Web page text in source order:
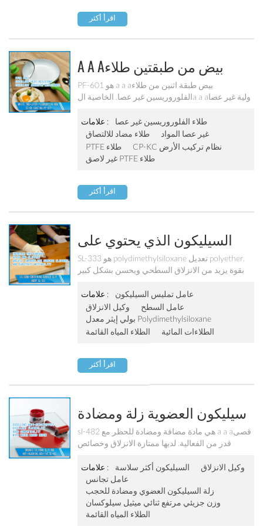
اقرأ أكثر
A A Aبيض من طبقتين طلاء
الفلوروريسين غير عصا Pf-601
PF-601 هو a a aبيض طبقة اثنين من طلاء
الفلوروريسين غير عصا. الخاصية الa a aولية غير عصا
والطلاء الخارجي لمقلاة القلي ، وعاء الa a aوراق
المالية ، صينية الخبز ، مقلاة كهربائية ، وعاء داخلي
علامات :
طلاء الفلوروريسين غير عصا
طلاء مضاد للالتصاق
غير عصا المواد
PTFE طلاء
CP-KC نظام تركيب الأرض
غير لاصق PTFE طلاء
اقرأ أكثر
السيليكون الذي يحتوي على
سطح الانزلاق وكيل Sl-333
SL-333 هو polydimethylsiloxane تعديل polyether.
بقوة يزيد من الانزلاق السطحي ويحسن بشكل كبير
aنظمة الطلاء. في النظم المائية ، فإنه يزيد a a aيضا
علامات :
عامل تمليس السيليكون
وكيل الانزلاق
عامل السطح
بولي إيثر معدل Polydimethylsiloxane
الطلاء المياه القائمة
الطلاءات المائية
اقرأ أكثر
سيليكون العضوية زلة ومضادة
للحظر المضاف Sl-482
sl-482 هي مادة مضافة ومضادة للحظر مع a a aقصى
قدر من الفعالية. لديها ممتازة الانزلاق وخصائص
الa a aنظمة المنقولة بالماء.
علامات : السيليكون أكثر سلاسة
وكيل الانزلاق
عامل تجانس
زلة السيليكون العضوي ومضادة للحجب
وزن جزيئي مرتفع ثنائي ميثيل سيلوكسان
الطلاء المياه القائمة